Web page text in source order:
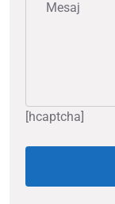
[hcaptcha]